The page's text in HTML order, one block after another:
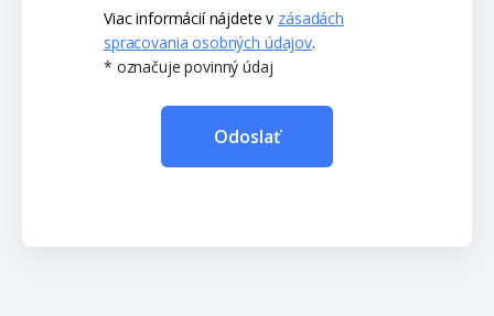
Viac informácií nájdete v zásadách
spracovania osobných údajov.
* označuje povinný údaj